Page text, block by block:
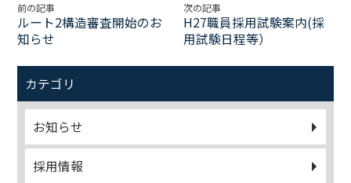
前の記事
ルート2構造審査開始のお
知らせ
次の記事
H27職員採用試験案内(採
用試験日程等）
カテゴリ
お知らせ
採用情報